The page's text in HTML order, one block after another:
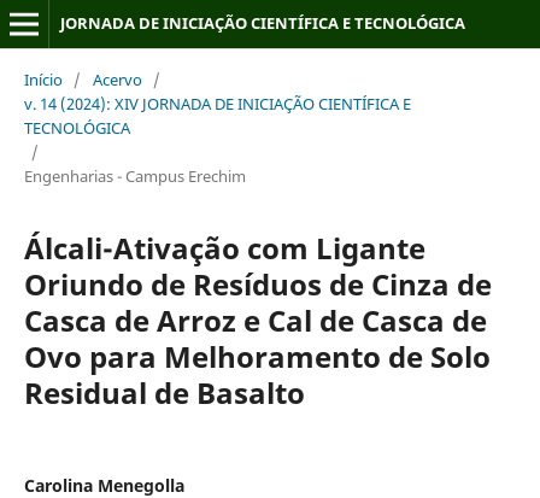
JORNADA DE INICIAÇÃO CIENTÍFICA E TECNOLÓGICA
Início / Acervo /
v. 14 (2024): XIV JORNADA DE INICIAÇÃO CIENTÍFICA E
TECNOLÓGICA
/
Engenharias - Campus Erechim
Álcali-Ativação com Ligante
Oriundo de Resíduos de Cinza de
Casca de Arroz e Cal de Casca de
Ovo para Melhoramento de Solo
Residual de Basalto
Carolina Menegolla